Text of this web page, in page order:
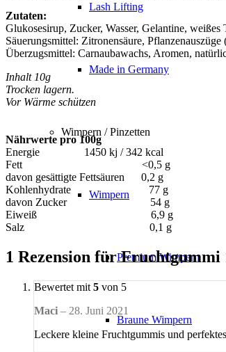
Lash Lifting
Made in Germany
Wimpern / Pinzetten
Wimpern
Premium Wimpern
Braune Wimpern
Zutaten:
Glukosesirup, Zucker, Wasser, Gelantine, weißes
Säuerungsmittel: Zitronensäure,
Überzugsmittel: Carnaubawachs, Aromen,
Inhalt 10g
Trocken lagern.
Vor Wärme schützen
Nährwerte pro 100g
Energie 1450 kj / 342 kcal
Fett <0,5 g
davon gesättigte Fettsäuren 0,2 g
Kohlenhydrate 77 g
davon Zucker 54 g
Eiweiß 6,9 g
Salz 0,1 g
1 Rezension fürFruchtgummi
Bewertet mit 5 von 5
Maci – 28. Juni 2021
Leckere kleine Fruchtgummis und